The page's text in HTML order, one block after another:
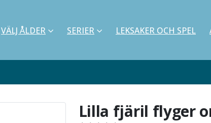
VÄLJ ÅLDER SERIER LEKSAKER OCH SPEL
Lilla fjäril flyger